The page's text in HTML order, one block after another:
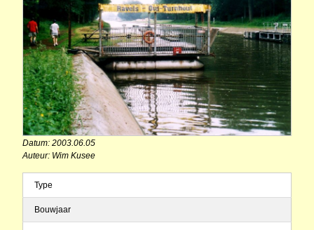
Datum: 2003.06.05
Auteur: Wim Kusee
Type
Bouwjaar